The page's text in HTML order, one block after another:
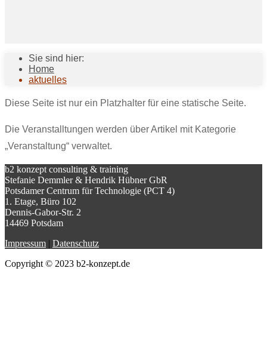
Sie sind hier:
Home
aktuelles
Diese Seite ist nur ein Platzhalter für eine statische Seite.
Die Veranstalltungen werden über Artikel mit Kategorie
„Veranstaltung“ verwaltet.
b2 konzept consulting & training
Stefanie Demmler & Hendrik Hübner GbR
Potsdamer Centrum für Technologie (PCT 4)
1. Etage, Büro 102
Dennis-Gabor-Str. 2
14469 Potsdam
Impressum | Datenschutz
Copyright © 2023 b2-konzept.de